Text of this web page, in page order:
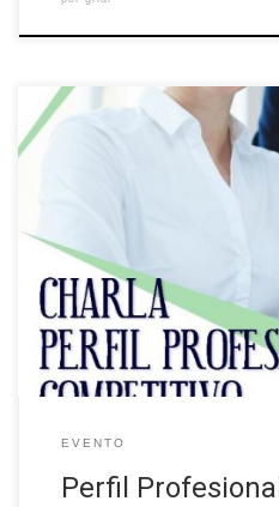
La Universidad Técnica del
Internacional “Building the future
women into STEM”,
involucrando a mujeres en el
Profesional Competitivo” Esta
los/las estudiantes y graduados
EVENTO
Perfil